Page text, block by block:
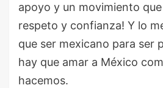
apoyo y un movimiento que
respeto y confianza! Y lo
que ser mexicano para ser
hay que amar a México
hacemos.